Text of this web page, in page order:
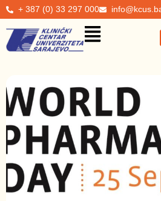
+ 387 (0) 33 297 000